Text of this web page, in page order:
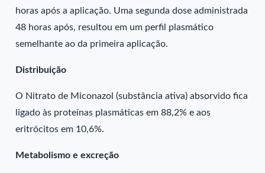
horas após a aplicação. Uma segunda dose administrada
48 horas após, resultou em um perfil plasmático
semelhante ao da primeira aplicação.
Distribuição
O Nitrato de Miconazol (substância ativa) absorvido fica
ligado às proteínas plasmáticas em 88,2% e aos
eritrócitos em 10,6%.
Metabolismo e excreção